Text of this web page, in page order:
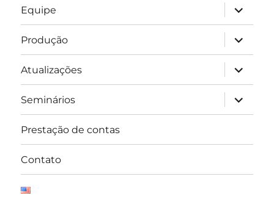
Equipe
expandir
Produção
expandir
Atualizações
expandir
Seminários
expandir
Prestação de contas
Contato